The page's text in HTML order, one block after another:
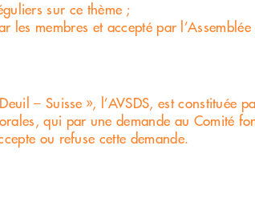
sur ce thème ;
les membres et accepté par
– Suisse », l’AVSDS, est constituée
qui par une demande au Comité
ou refuse cette demande.